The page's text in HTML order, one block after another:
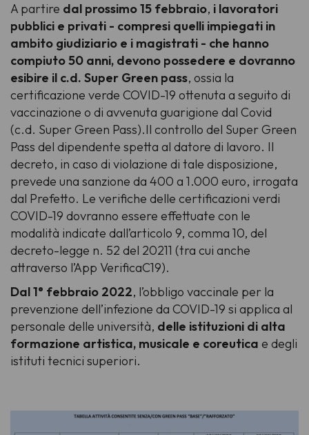
A partire dal prossimo 15 febbraio, i lavoratori
pubblici e privati - compresi quelli impiegati in
ambito giudiziario e i magistrati - che hanno
compiuto 50 anni, devono possedere e dovranno
esibire il c.d. Super Green pass, ossia la
certificazione verde COVID-19 ottenuta a seguito di
vaccinazione o di avvenuta guarigione dal Covid
(c.d. Super Green Pass).Il controllo del Super Green
Pass del dipendente spetta al datore di lavoro. Il
decreto, in caso di violazione di tale disposizione,
prevede una sanzione da 400 a 1.000 euro, irrogata
dal Prefetto. Le verifiche delle certificazioni verdi
COVID-19 dovranno essere effettuate con le
modalità indicate dall’articolo 9, comma 10, del
decreto-legge n. 52 del 20211 (tra cui anche
attraverso l’App VerificaC19).
Dal 1° febbraio 2022, l’obbligo vaccinale per la
prevenzione dell’infezione da COVID-19 si applica al
personale delle università, delle istituzioni di alta
formazione artistica, musicale e coreutica e degli
istituti tecnici superiori.